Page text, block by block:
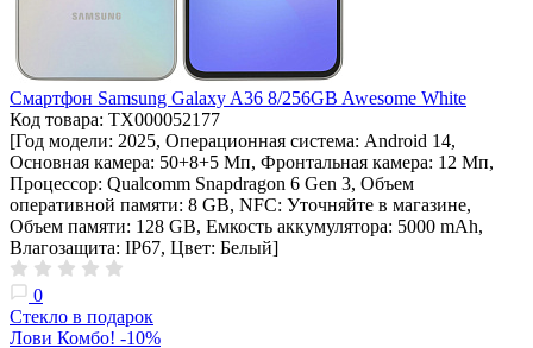
Смартфон Samsung Galaxy A36 8/256GB Awesome White
Код товара: ТХ000052177
[Год модели: 2025, Операционная система: Android 14,
Основная камера: 50+8+5 Мп, Фронтальная камера: 12 Мп,
Процессор: Qualcomm Snapdragon 6 Gen 3, Объем
оперативной памяти: 8 GB, NFC: Уточняйте в магазине,
Объем памяти: 128 GB, Емкость аккумулятора: 5000 mAh,
Влагозащита: IP67, Цвет: Белый]
0
Стекло в подарок
Лови Комбо! -10%